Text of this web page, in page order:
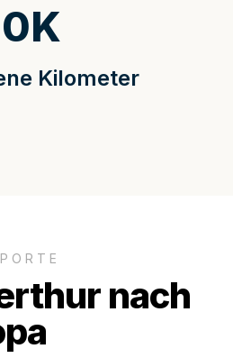
Kilometer
0K
nach